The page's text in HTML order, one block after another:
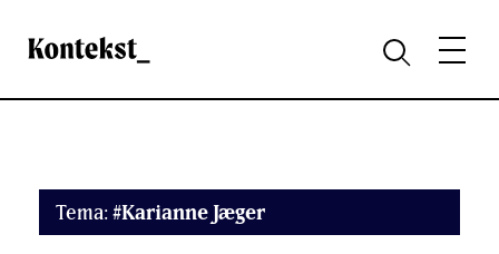
Kontekst
SØKMENY
Tema:#Karianne Jæger